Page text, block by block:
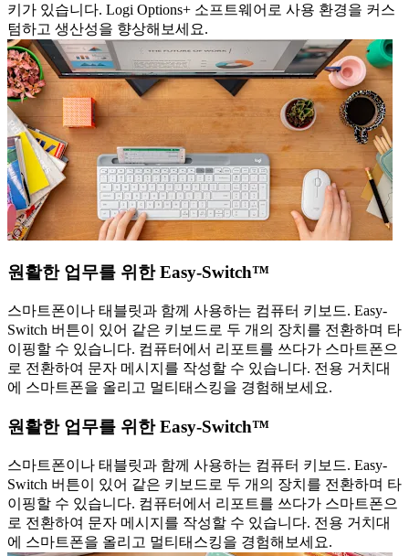
키가 있습니다. Logi Options+ 소프트웨어로 사용 환경을 커스
텀하고 생산성을 향상해보세요.
원활한 업무를 위한 Easy-Switch™
스마트폰이나 태블릿과 함께 사용하는 컴퓨터 키보드. Easy-
Switch 버튼이 있어 같은 키보드로 두 개의 장치를 전환하며 타
이핑할 수 있습니다. 컴퓨터에서 리포트를 쓰다가 스마트폰으
로 전환하여 문자 메시지를 작성할 수 있습니다. 전용 거치대
에 스마트폰을 올리고 멀티태스킹을 경험해보세요.
원활한 업무를 위한 Easy-Switch™
스마트폰이나 태블릿과 함께 사용하는 컴퓨터 키보드. Easy-
Switch 버튼이 있어 같은 키보드로 두 개의 장치를 전환하며 타
이핑할 수 있습니다. 컴퓨터에서 리포트를 쓰다가 스마트폰으
로 전환하여 문자 메시지를 작성할 수 있습니다. 전용 거치대
에 스마트폰을 올리고 멀티태스킹을 경험해보세요.